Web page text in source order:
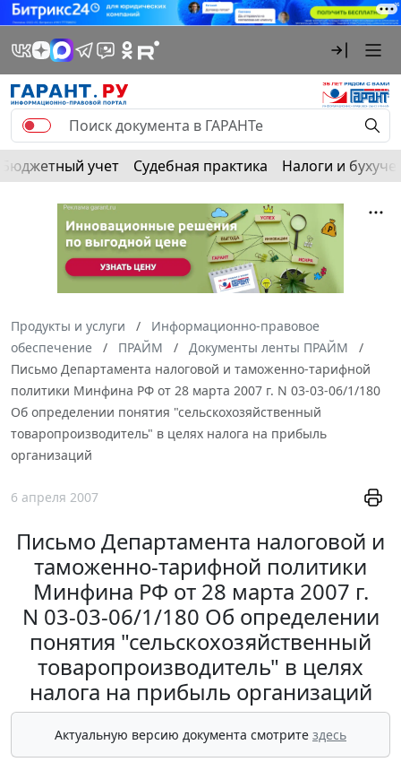
Бюджетный учет Судебная практика Налоги и
Продукты и услуги
Информационно-правовое
обеспечение
ПРАЙМ
Документы ленты ПРАЙМ
Письмо Департамента налоговой и таможенно-тарифной
политики Минфина РФ от 28 марта 2007 г. N 03-03-06/1/180
Об определении понятия "сельскохозяйственный
товаропроизводитель" в целях налога на прибыль
организаций
6 апреля 2007
Письмо Департамента налоговой и
таможенно-тарифной политики
Минфина РФ от 28 марта 2007 г.
N 03-03-06/1/180 Об определении
понятия "сельскохозяйственный
товаропроизводитель" в целях
налога на прибыль организаций
Актуальную версию документа смотрите здесь